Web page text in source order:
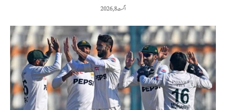
اگست 8, 2026